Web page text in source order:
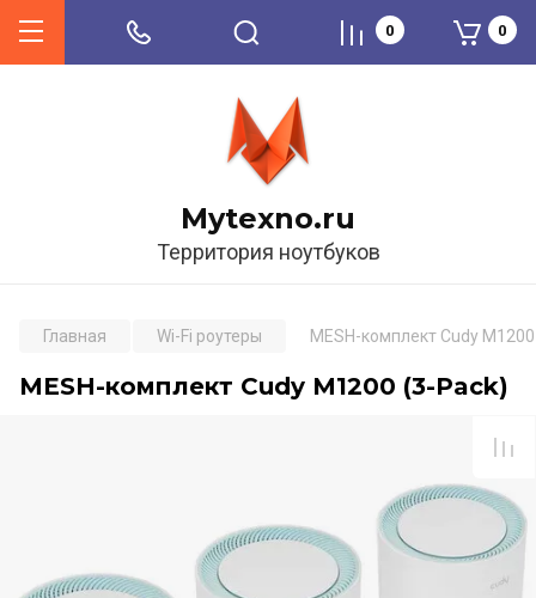
Mytexno.ru
Территория ноутбуков
0 0
Главная Wi-Fi роутеры MESH-комплект Cudy
MESH-комплект Cudy M1200 (3-Pack)